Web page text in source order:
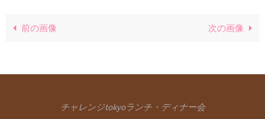
前の画像 次の画像
チャレンジtokyoランチ・ディナー会